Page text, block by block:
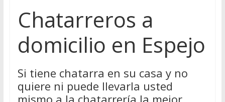
Chatarreros a
domicilio en Espejo
Si tiene chatarra en su casa y no
quiere ni puede llevarla usted